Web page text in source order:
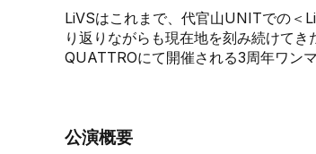
LiVSはこれまで、代官山UNITでの＜
り返りながらも現在地を刻み続けて
QUATTROにて開催される3周年ワン
公演概要